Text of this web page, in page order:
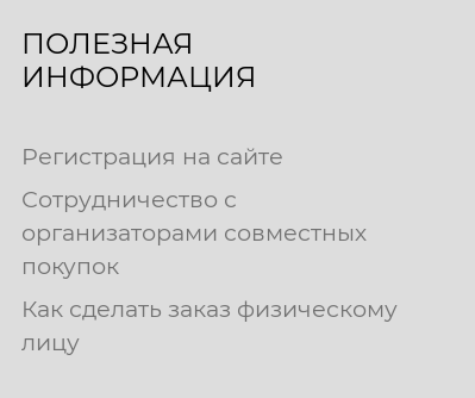
ПОЛЕЗНАЯ
ИНФОРМАЦИЯ
Регистрация на сайте
Сотрудничество с
организаторами совместных
покупок
Как сделать заказ физическому
лицу